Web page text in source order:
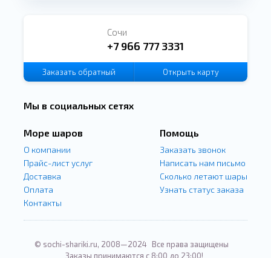
Сочи
+7 966 777 3331
Заказать обратный
Открыть карту
Мы в социальных сетях
Море шаров
О компании
Прайс-лист услуг
Доставка
Оплата
Контакты
Помощь
Заказать звонок
Написать нам письмо
Сколько летают шары
Узнать статус заказа
© sochi-shariki.ru, 2008—2024 Все права защищены
Заказы принимаются с 8:00 до 23:00!